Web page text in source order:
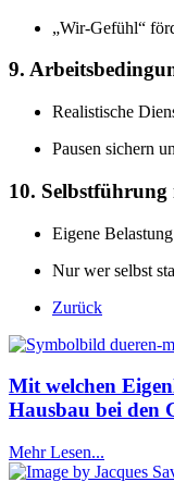
„Wir-Gefühl“
9.
Realistische
Pausen sichern
10. Selbstführung
Eigene
Nur wer selbst
Zurück
Mit welchen
Hausbau bei den
Mehr Lesen...